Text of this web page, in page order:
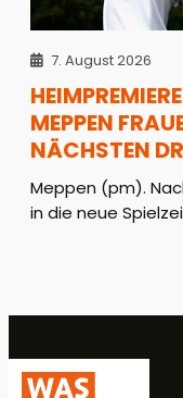
7. August 2026
MEPPEN
NÄCHSTEN
Meppen (pm).
in die neue